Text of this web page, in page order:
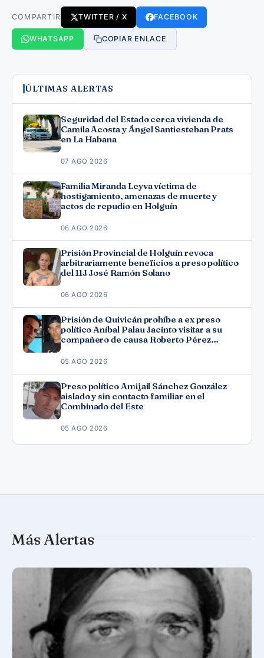
COMPARTIR TWITTER / X FACEBOOK
WHATSAPP COPIAR ENLACE
ÚLTIMAS ALERTAS
Seguridad del Estado cerca vivienda de
Camila Acosta y Ángel Santiesteban Prats
en La Habana
07 AGO 2026
Familia Miranda Leyva víctima de
hostigamiento, amenazas de muerte y
actos de repudio en Holguín
06 AGO 2026
Prisión Provincial de Holguín revoca
arbitrariamente beneficios a preso político
del 11J José Ramón Solano
06 AGO 2026
Prisión de Quivicán prohíbe a ex preso
político Aníbal Palau Jacinto visitar a su
compañero de causa Roberto Pérez
05 AGO 2026
Preso político Amijail Sánchez González
aislado y sin contacto familiar en el
Combinado del Este
05 AGO 2026
Más Alertas